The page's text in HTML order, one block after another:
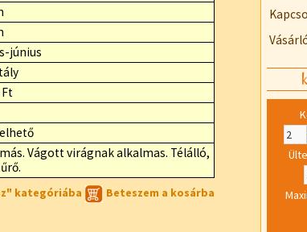
június
Vágott virágnak alkalmas. Télálló,
kategóriába Beteszem a kosárba